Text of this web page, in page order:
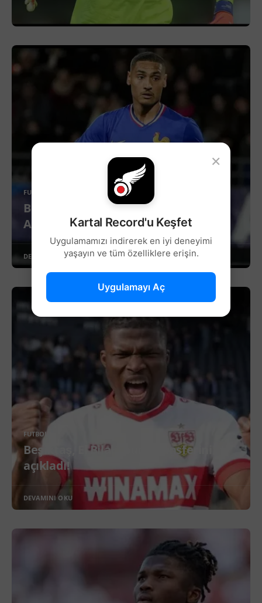
FUTBOL
Beşiktaş'a Suudi Arabistan'dan Yıldız
Adayı!
DEVAMINI OKU
FUTBOL
Beşiktaş, El Bilal Toure transferini
açıkladı!
DEVAMINI OKU
×
Kartal Record'u Keşfet
Uygulamamızı indirerek en iyi deneyimi
yaşayın ve tüm özelliklere erişin.
Uygulamayı Aç